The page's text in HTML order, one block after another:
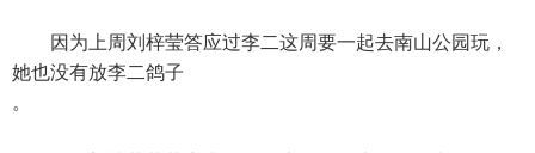
因为上周刘梓莹答应过李二这周要一起去南山公园玩，
她也没有放李二鸽子
。